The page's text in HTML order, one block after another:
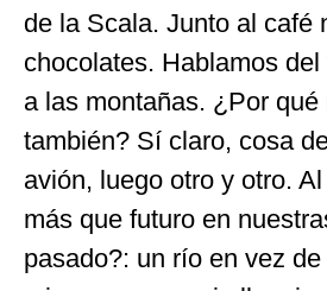
de la Scala. Junto al café
chocolates. Hablamos
a las montañas. ¿Por qué
también? Sí claro, cosa
avión, luego otro y otro.
más que futuro en
pasado?: un río en vez